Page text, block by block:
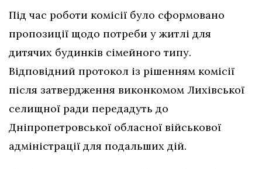
Під час роботи комісії було сформовано
пропозиції щодо потреби у житлі для
дитячих будинків сімейного типу.
Відповідний протокол із рішенням комісії
після затвердження виконкомом Лихівської
селищної ради передадуть до
Дніпропетровської обласної військової
адміністрації для подальших дій.